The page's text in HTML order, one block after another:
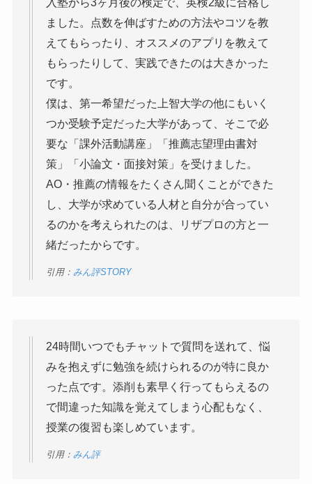
ました。点数を伸ばすための方法やコツを教
えてもらったり、オススメのアプリを教えて
もらったりして、実践できたのは大きかった
です。
僕は、第一希望だった上智大学の他にもいく
つか受験予定だった大学があって、そこで必
要な「課外活動講座」「推薦志望理由書対
策」「小論文・面接対策」を受けました。
AO・推薦の情報をたくさん聞くことができた
し、大学が求めている人材と自分が合ってい
るのかを考えられたのは、リザプロの方と一
緒だったからです。
引用：みん評STORY
24時間いつでもチャットで質問を送れて、悩
みを抱えずに勉強を続けられるのが特に良か
った点です。添削も素早く行ってもらえるの
で間違った知識を覚えてしまう心配もなく、
授業の復習も楽しめています。
引用： みん評